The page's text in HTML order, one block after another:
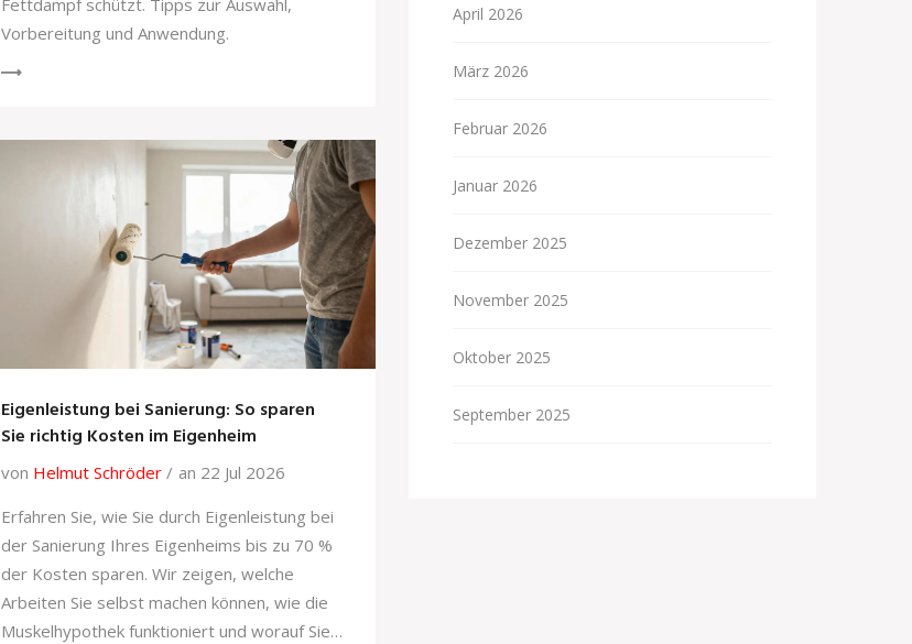
Fettdampf schützt. Tipps zur Auswahl,
Vorbereitung und Anwendung.
Eigenleistung bei Sanierung: So sparen
Sie richtig Kosten im Eigenheim
von Helmut Schröder
an 22 Jul 2026
Erfahren Sie, wie Sie durch Eigenleistung bei
der Sanierung Ihres Eigenheims bis zu 70 %
der Kosten sparen. Wir zeigen, welche
Arbeiten Sie selbst machen können, wie die
Muskelhypothek funktioniert und worauf Sie
April 2026
März 2026
Februar 2026
Januar 2026
Dezember 2025
November 2025
Oktober 2025
September 2025